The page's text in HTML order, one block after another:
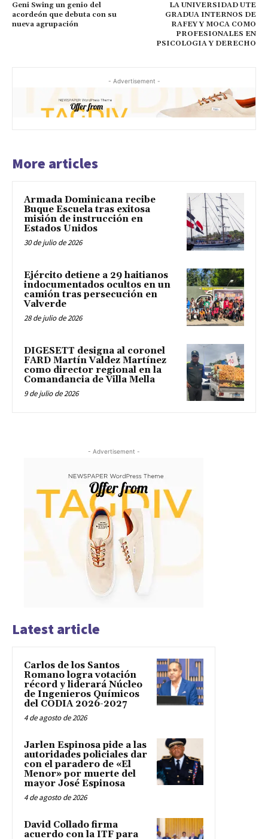
Geni Swing un genio del
acordeón que debuta con su
nueva agrupación
LA UNIVERSIDAD UTE
GRADUA INTERNOS DE
RAFEY Y MOCA COMO
PROFESIONALES EN
PSICOLOGIA Y DERECHO
- Advertisement -
More articles
Armada Dominicana recibe
Buque Escuela tras exitosa
misión de instrucción en
Estados Unidos
30 de julio de 2026
Ejército detiene a 29 haitianos
indocumentados ocultos en un
camión tras persecución en
Valverde
28 de julio de 2026
DIGESETT designa al coronel
FARD Martín Valdez Martínez
como director regional en la
Comandancia de Villa Mella
9 de julio de 2026
- Advertisement -
Latest article
Carlos de los Santos
Romano logra votación
récord y liderará Núcleo
de Ingenieros Químicos
del CODIA 2026-2027
4 de agosto de 2026
Jarlen Espinosa pide a las
autoridades policiales dar
con el paradero de «El
Menor» por muerte del
mayor José Espinosa
4 de agosto de 2026
David Collado firma
acuerdo con la ITF para